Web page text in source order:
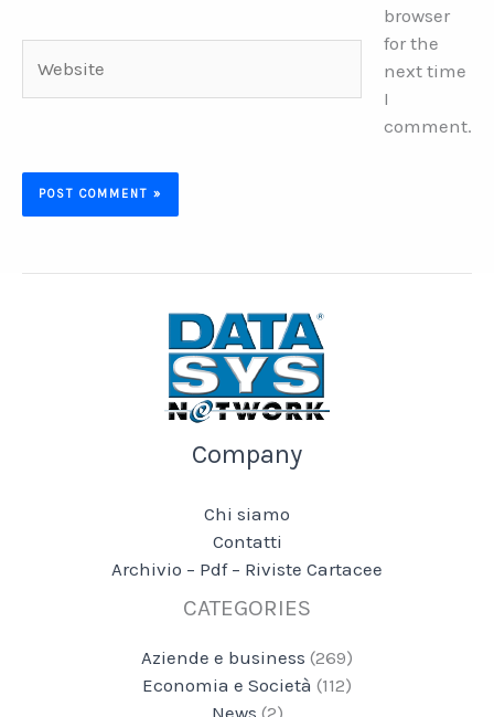
browser
for the
next time
I
comment.
Company
Chi siamo
Contatti
Archivio – Pdf – Riviste Cartacee
CATEGORIES
Aziende e business (269)
Economia e Società (112)